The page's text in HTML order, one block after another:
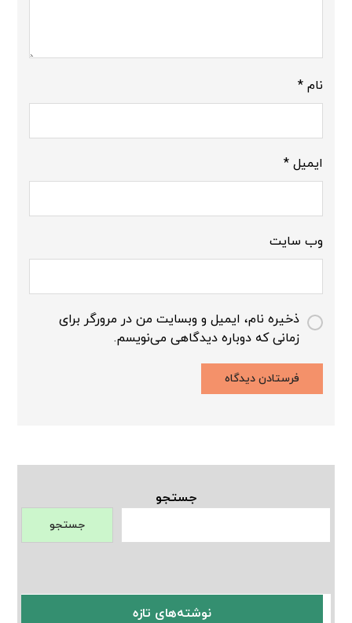
نام*
ایمیل*
وب‌ سایت
ذخیره نام، ایمیل و وبسایت من در مرورگر برای
زمانی که دوباره دیدگاهی می‌نویسم.
جستجو
جستجو
نوشته‌های تازه